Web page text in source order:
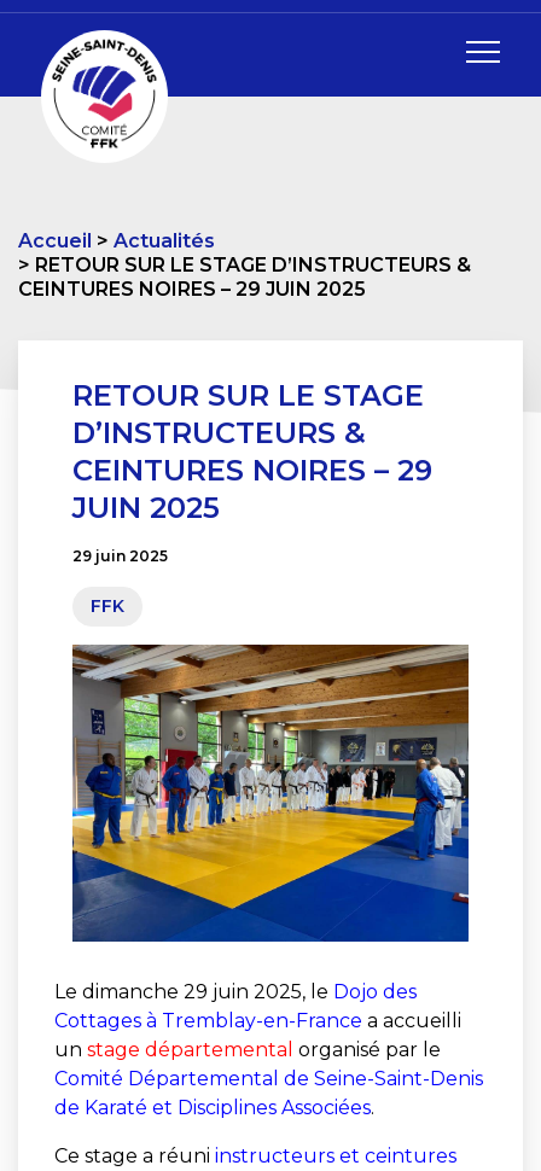
Accueil
Actualités
RETOUR SUR LE STAGE D’INSTRUCTEURS &
CEINTURES NOIRES – 29 JUIN 2025
RETOUR SUR LE STAGE
D’INSTRUCTEURS &
CEINTURES NOIRES – 29
JUIN 2025
29 juin 2025
FFK
Le dimanche 29 juin 2025, le Dojo des
Cottages à Tremblay-en-France a accueilli
un stage départemental organisé par le
Comité Départemental de Seine-Saint-Denis
de Karaté et Disciplines Associées.
Ce stage a réuni instructeurs et ceintures